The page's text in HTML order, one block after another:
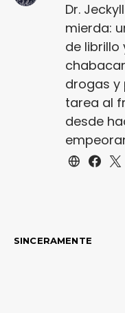
Dr.
mierda:
de librillo
drogas y
tarea al
desde
SINCERAMENTE